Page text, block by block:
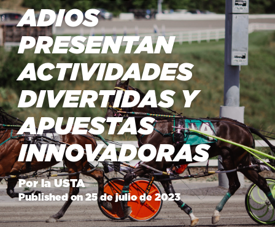
ADIOS
PRESENTAN
ACTIVIDADES
DIVERTIDAS Y
APUESTAS
INNOVADORAS
Por la USTA
Published on 25 de julio de 2023